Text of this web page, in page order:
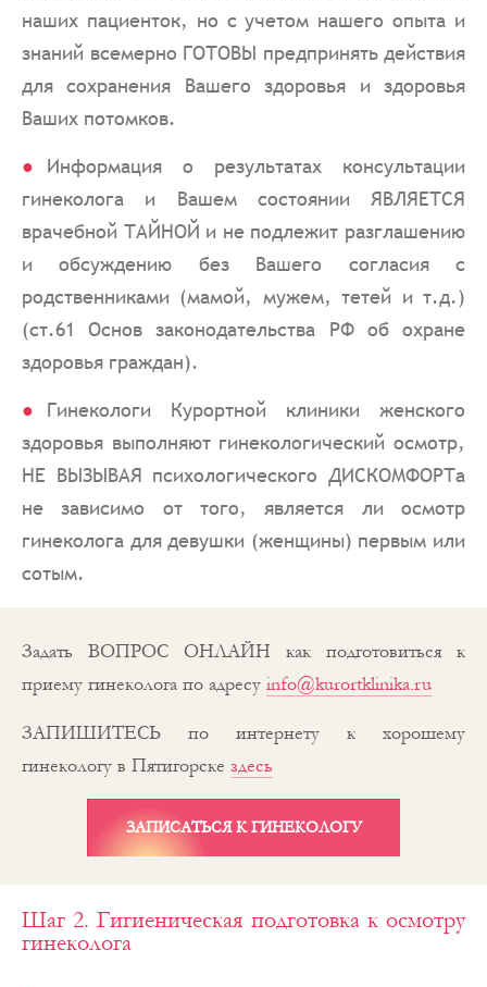
наших пациенток, но с учетом нашего опыта и
знаний всемерно ГОТОВЫ предпринять действия
для сохранения Вашего здоровья и здоровья
Ваших потомков.
Информация о результатах консультации
гинеколога и Вашем состоянии ЯВЛЯЕТСЯ
врачебной ТАЙНОЙ и не подлежит разглашению
и обсуждению без Вашего согласия с
родственниками (мамой, мужем, тетей и т.д.)
(ст.61 Основ законодательства РФ об охране
здоровья граждан).
Гинекологи Курортной клиники женского
здоровья выполняют гинекологический осмотр,
НЕ ВЫЗЫВАЯ психологического ДИСКОМФОРТа
не зависимо от того, является ли осмотр
гинеколога для девушки (женщины) первым или
сотым.
Задать ВОПРОС ОНЛАЙН как подготовиться к
приему гинеколога по адресу info@kurortklinika.ru
ЗАПИШИТЕСЬ по интернету к хорошему
гинекологу в Пятигорске здесь
ЗАПИСАТЬСЯ К ГИНЕКОЛОГУ
Шаг 2. Гигиеническая подготовка к осмотру
гинеколога